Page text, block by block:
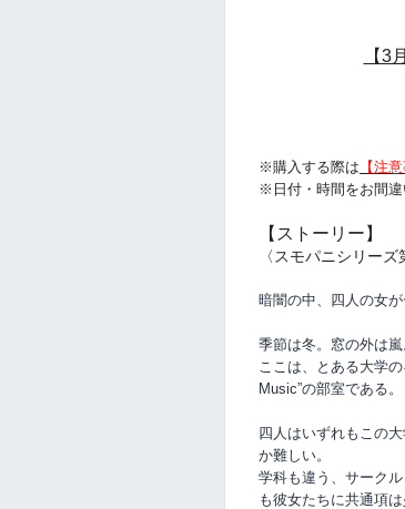
【3
※購入する際は 【注
※日付・時間をお間違
【ストーリー】
〈スモパニシリーズ
暗闇の中、四人の女が
季節は冬。窓の外は
ここは、とある大学
Music”の部室である。
四人はいずれもこの
か難しい。
学科も違う、サーク
も彼女たちに共通項は